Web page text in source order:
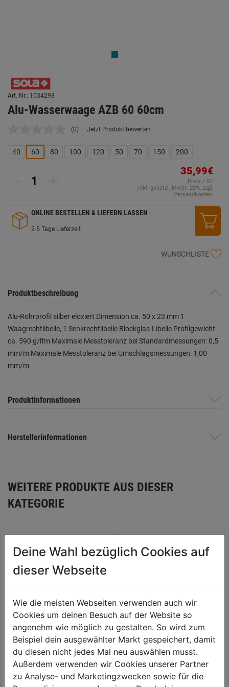
Art. Nr.: 1034293
Alu-Wasserwaage AZB 60 60cm
Kein
Link
auf
(0) Jetzt Produkt bewerten
40 60 80 100 120 50 70 150 200
35,99€
Preis / ST
inkl. gesetzl. MwSt. 20%, zzgl.
Versandkosten.
ONLINE BESTELLEN & LIEFERN LASSEN
2-5 Tage Lieferzeit
WUNSCHLISTE
Produktbeschreibung
Alu-Rohrprofil silber eloxiert Dimension ca. 50 x 23 mm 1
Waagrechtlibelle, 1 Senkrechtlibelle Blockglas-Libelle Profilgewicht
ca. 590 g/lfm Maximale Messtoleranz bei Standardmessungen: 0,5
mm/m Maximale Messtoleranz bei Umschlagsmessungen: 1,00
mm/m
Produktinformationen
Herstellerinformationen
WEITERE PRODUKTE AUS DIESER
KATEGORIE
Wasserwaage REDSTICK
Compact 60cm
0.0 (0)
Abziehlatte ALTK T-Kardätsche
0.0 (0)
Deine Wahl bezüglich Cookies auf
dieser Webseite
Wie die meisten Webseiten verwenden auch wir
Cookies um deinen Besuch auf der Website so
angenehm wie möglich zu gestalten. So wird zum
Beispiel dein ausgewählter Markt gespeichert, damit
du diesen nicht jedes Mal neu auswählen musst.
Außerdem verwenden wir Cookies unserer Partner
zu Analyse- und Marketingzwecken sowie für die